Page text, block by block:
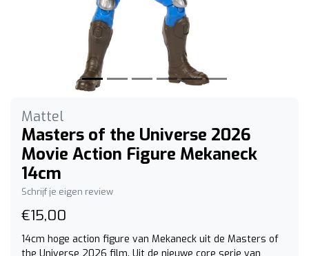
Mattel
Masters of the Universe 2026
Movie Action Figure Mekaneck
14cm
Schrijf je eigen review
€15,00
14cm hoge action figure van Mekaneck uit de Masters of